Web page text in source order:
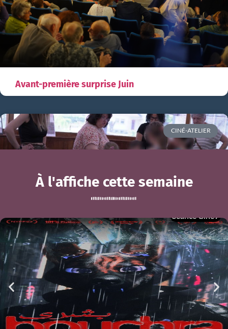
Avant-première surprise Juin
CINÉ-ATELIER
Ciné-atelier du mois de mai
À l'affiche cette semaine
Séance Ciné9
BOUCHRA
mer 05/08
21h00